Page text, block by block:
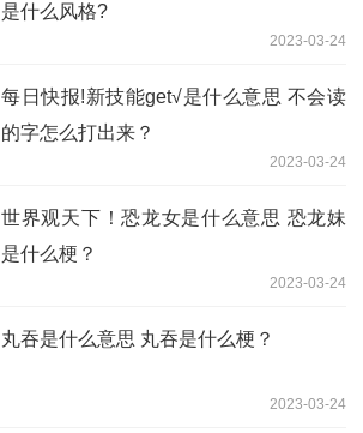
是什么风格?
2023-03-24
每日快报!新技能get√是什么意思 不会读
的字怎么打出来？
2023-03-24
世界观天下！恐龙女是什么意思 恐龙妹
是什么梗？
2023-03-24
丸吞是什么意思 丸吞是什么梗？
2023-03-24